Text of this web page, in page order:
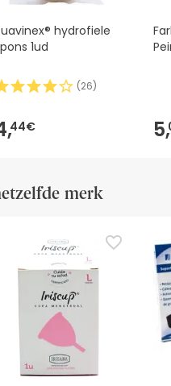
hydrofiele
1ud
(26)
44€ 5,
merk